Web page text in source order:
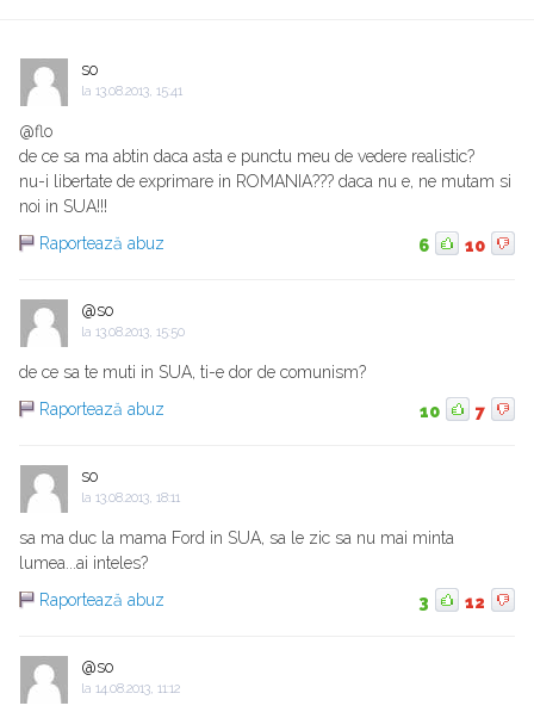
so
la 13.08.2013, 15:41
@flo
de ce sa ma abtin daca asta e punctu meu de vedere realistic?
nu-i libertate de exprimare in ROMANIA??? daca nu e, ne mutam si
noi in SUA!!!
Raportează abuz
6 10
@so
la 13.08.2013, 15:50
de ce sa te muti in SUA, ti-e dor de comunism?
Raportează abuz
10 7
so
la 13.08.2013, 18:11
sa ma duc la mama Ford in SUA, sa le zic sa nu mai minta
lumea...ai inteles?
Raportează abuz
3 12
@so
la 14.08.2013, 11:12